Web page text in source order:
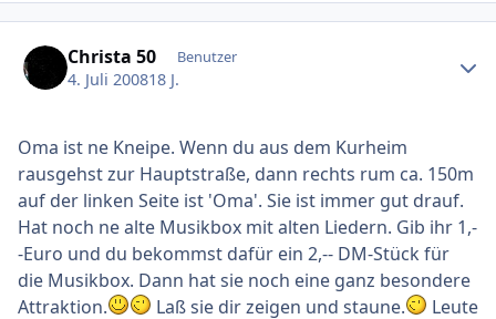
Christa 50 Benutzer
4. Juli 200818 J.
Oma ist ne Kneipe. Wenn du aus dem Kurheim
rausgehst zur Hauptstraße, dann rechts rum ca. 150m
auf der linken Seite ist 'Oma'. Sie ist immer gut drauf.
Hat noch ne alte Musikbox mit alten Liedern. Gib ihr 1,-
-Euro und du bekommst dafür ein 2,-- DM-Stück für
die Musikbox. Dann hat sie noch eine ganz besondere
Attraktion.
Laß sie dir zeigen und staune.
Leute